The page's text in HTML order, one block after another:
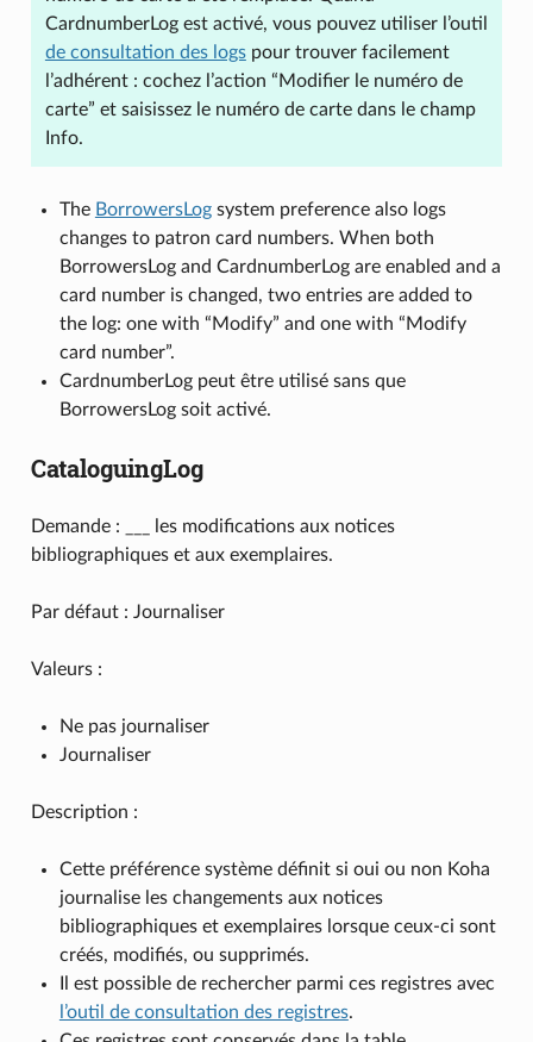
CardnumberLog est activé, vous pouvez utiliser l’outil
de consultation des logspour trouver facilement
l’adhérent : cochez l’action “Modifier le numéro de
carte” et saisissez le numéro de carte dans le champ
Info.
The BorrowersLogsystem preference also logs
changes to patron card numbers. When both
BorrowersLog and CardnumberLog are enabled and a
card number is changed, two entries are added to
the log: one with “Modify” and one with “Modify
card number”.
CardnumberLog peut être utilisé sans que
BorrowersLog soit activé.
CataloguingLog
Demande : ___ les modifications aux notices
bibliographiques et aux exemplaires.
Par défaut : Journaliser
Valeurs :
Ne pas journaliser
Journaliser
Description :
Cette préférence système définit si oui ou non Koha
journalise les changements aux notices
bibliographiques et exemplaires lorsque ceux-ci sont
créés, modifiés, ou supprimés.
Il est possible de rechercher parmi ces registres avec
l’outil de consultation des registres.